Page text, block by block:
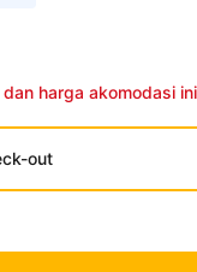
harga akomodasi ini
out